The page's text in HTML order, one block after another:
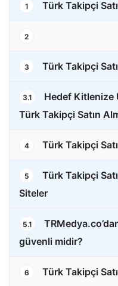
1 Türk Takipçi
2
3 Türk Takipçi
3.1
Hedef Kitlenize
Türk Takipçi Satın
4 Türk Takipçi
5
Türk Takipçi
Siteler
5.1
güvenli midir?
6 Türk Takipçi